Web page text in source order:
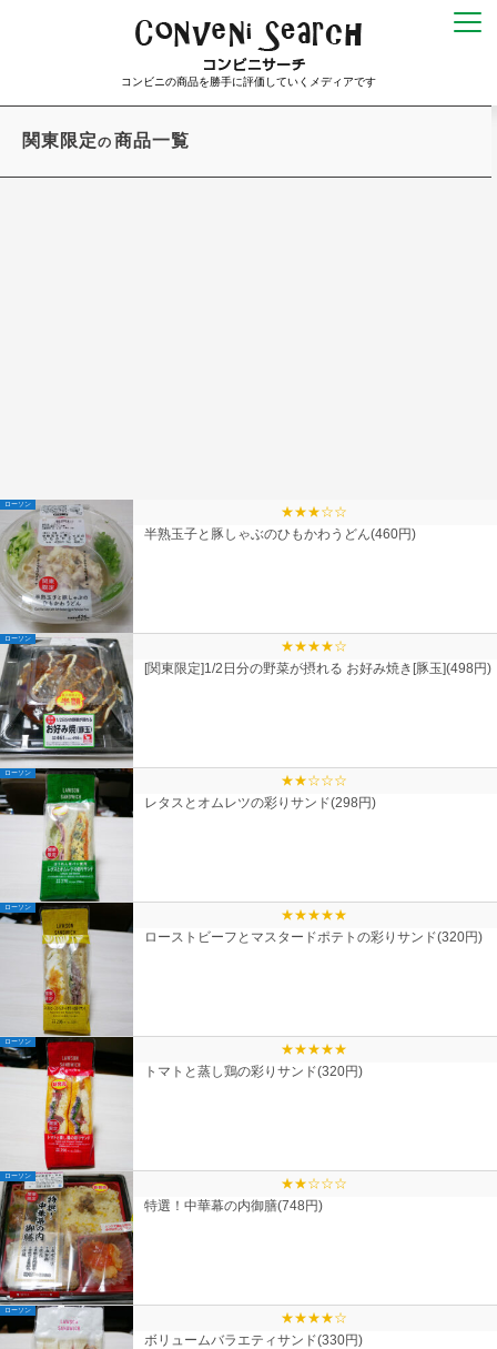
コンビニの商品を勝手に評価していくメディアです
関東限定の 商品一覧
ローソン
★★★☆☆
半熟玉子と豚しゃぶのひもかわうどん(460円)
ローソン
★★★★☆
[関東限定]1/2日分の野菜が摂れる お好み焼き[豚玉](498円)
ローソン
★★☆☆☆
レタスとオムレツの彩りサンド(298円)
ローソン
★★★★★
ローストビーフとマスタードポテトの彩りサンド(320円)
ローソン
★★★★★
トマトと蒸し鶏の彩りサンド(320円)
ローソン
★★☆☆☆
特選！中華幕の内御膳(748円)
ローソン
★★★★☆
ボリュームバラエティサンド(330円)